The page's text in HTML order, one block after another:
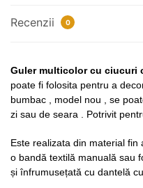
Recenzii 0
Guler multicolor cu ciucuri
poate fi folosita pentru a
bumbac , model nou , se
zi sau de seara . Potrivit
Este realizata din material
o bandă textilă manuală sau
și înfrumusețată cu dantelă